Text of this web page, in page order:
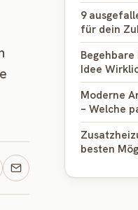
9
für dein
Begehbare
Idee
Moderne
– Welche
besten